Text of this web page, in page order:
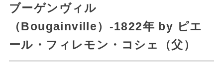
ブーゲンヴィル
（Bougainville）-1822年 by ピエ
ール・フィレモン・コシェ（父）